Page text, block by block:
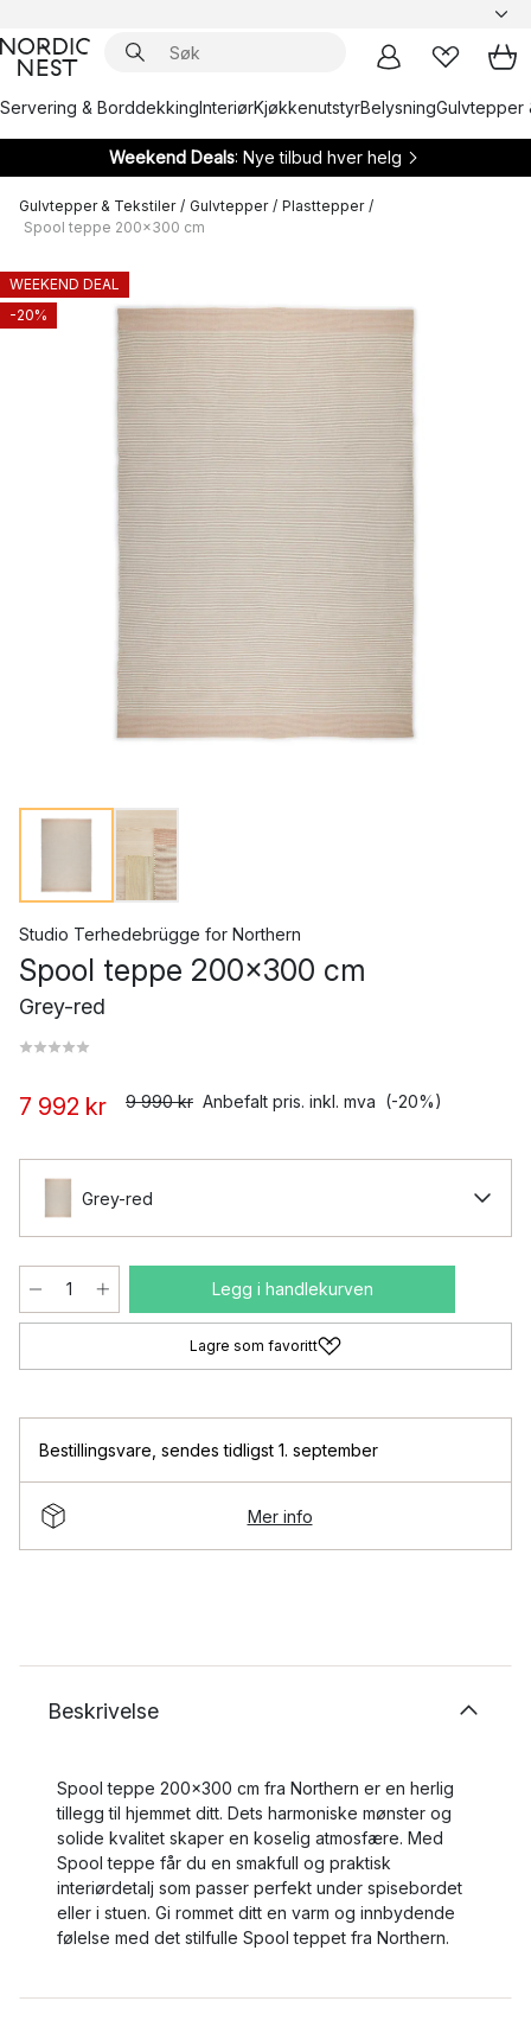
Servering & BorddekkingInteriørKjøkkenutstyrBelysningGulvtepper
Weekend Deals: Nye tilbud hver helg
Gulvtepper & Tekstiler / Gulvtepper / Plasttepper /
Spool teppe 200x300 cm
WEEKEND DEAL
-20%
Studio Terhedebrügge for Northern
Spool teppe 200x300 cm
Grey-red
7 992 kr 9 990 kr Anbefalt pris. inkl. mva (-20%)
Grey-red
Legg i handlekurven
Lagre som favoritt
Bestillingsvare sendes tidligst 1. september
Mer info
Beskrivelse
Spool teppe 200x300 cm fra Northern er en herlig
tillegg til hjemmet ditt. Dets harmoniske mønster og
solide kvalitet skaper en koselig atmosfære. Med
Spool teppe får du en smakfull og praktisk
interiørdetalj som passer perfekt under spisebordet
eller i stuen. Gi rommet ditt en varm og innbydende
følelse med det stilfulle Spool teppet fra Northern.